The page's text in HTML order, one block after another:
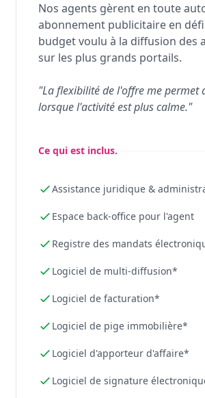
Nos agents gèrent en toute
abonnement publicitaire en
budget voulu à la diffusion des
sur les plus grands portails.
"La flexibilité de l'offre me permet
lorsque l'activité est plus calme."
Ce qui est inclus.
Assistance juridique &
Espace back-office pour l'agent
Registre des mandats
Logiciel de multi-diffusion*
Logiciel de facturation*
Logiciel de pige immobilière*
Logiciel d'apporteur d'affaire*
Logiciel de signature